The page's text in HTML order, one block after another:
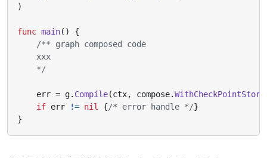
)
func main()
{
    */
err = g. Compile(ctx, compose.WithCheckPointStore
if err != nil {/* error handle */}
}